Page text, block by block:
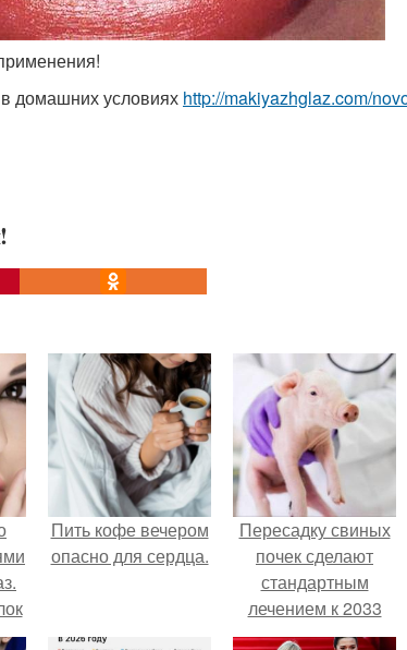
домашних условиях http://makiyazhglaz.com/
Пить кофе вечером
опасно для сердца.
Пересадку свиных
почек сделают
стандартным
лечением к 2033
году в Японии.